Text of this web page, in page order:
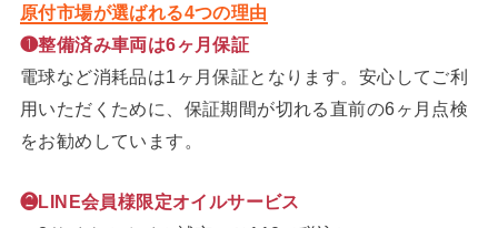
原付市場が選ばれる4つの理由
❶整備済み車両は6ヶ月保証
電球など消耗品は1ヶ月保証となります。安心してご利
用いただくために、保証期間が切れる直前の6ヶ月点検
をお勧めしています。
❷LINE会員様限定オイルサービス